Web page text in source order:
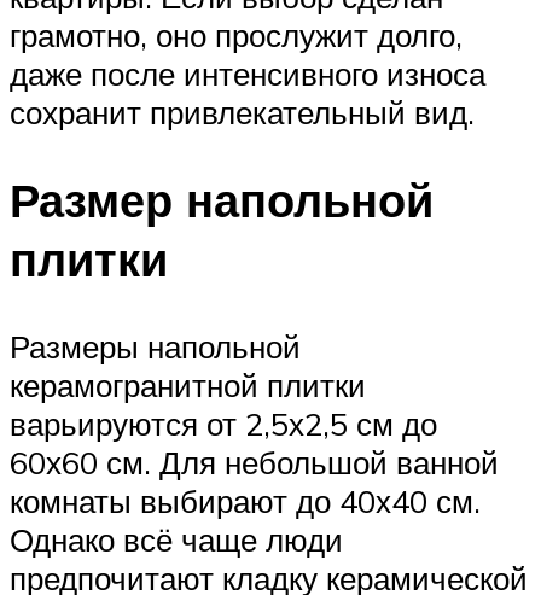
грамотно, оно прослужит долго,
даже после интенсивного износа
сохранит привлекательный вид.
Размер напольной
плитки
Размеры напольной
керамогранитной плитки
варьируются от 2,5х2,5 см до
60х60 см. Для небольшой ванной
комнаты выбирают до 40х40 см.
Однако всё чаще люди
предпочитают кладку керамической